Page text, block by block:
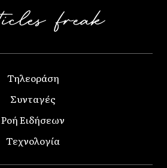
Τηλεοράση
Συνταγές
Ροή Ειδήσεων
Τεχνολογία